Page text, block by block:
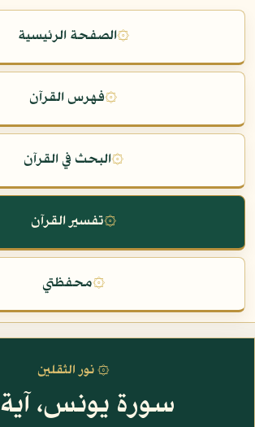
۞الصفحة الرئيسية
۞فهرس القرآن
۞البحث في القرآن
۞تفسير القرآن
۞محفظتي
۞ نور الثقلين
سورة يونس، آية ١٤